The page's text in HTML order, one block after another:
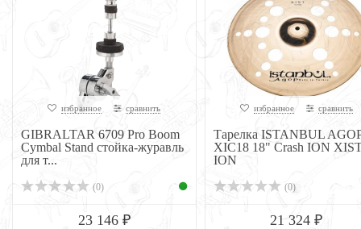
избранное сравнить
GIBRALTAR 6709 Pro Boom
Cymbal Stand стойка-журавль
для т...
(0)
23 146 ₽
избранное сравнить
Тарелка ISTANBUL
XIC18 18" Crash ION
ION
(0)
21 324 ₽